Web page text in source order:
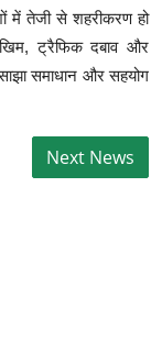
में तेजी से शहरीकरण हो
ट्रैफिक दबाव और
समाधान और सहयोग